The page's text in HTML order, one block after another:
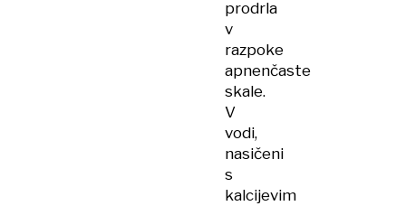
prodrla
v
razpoke
apnenčaste
skale.
V
vodi,
nasičeni
s
kalcijevim